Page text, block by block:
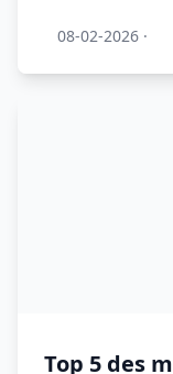
08-02-2026 ·
Top 5 des